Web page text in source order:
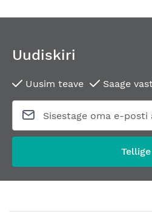
Uudiskiri
Uusim teave Saage
Tellige